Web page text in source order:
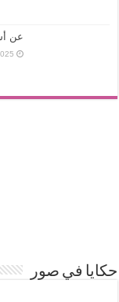
عن
2025
حكايا في صور